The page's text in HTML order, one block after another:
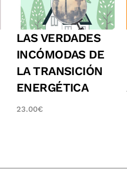
LAS VERDADES
INCÓMODAS DE
LA TRANSICIÓN
ENERGÉTICA
23.00€